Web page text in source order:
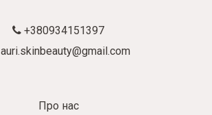
+380934151397
auri.skinbeauty@gmail.com
Про нас